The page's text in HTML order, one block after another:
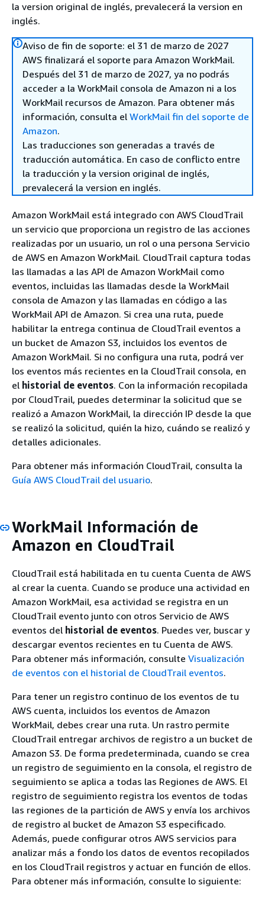
la version original de inglés, prevalecerá la version en
inglés.
Aviso de fin de soporte: el 31 de marzo de 2027
AWS finalizará el soporte para Amazon WorkMail.
Después del 31 de marzo de 2027, ya no podrás
acceder a la WorkMail consola de Amazon ni a los
WorkMail recursos de Amazon. Para obtener más
información, consulta el WorkMail fin del soporte de
Amazon.
Las traducciones son generadas a través de
traducción automática. En caso de conflicto entre
la traducción y la version original de inglés,
prevalecerá la version en inglés.
Amazon WorkMail está integrado con AWS CloudTrail
un servicio que proporciona un registro de las acciones
realizadas por un usuario, un rol o una persona Servicio
de AWS en Amazon WorkMail. CloudTrail captura todas
las llamadas a las API de Amazon WorkMail como
eventos, incluidas las llamadas desde la WorkMail
consola de Amazon y las llamadas en código a las
WorkMail API de Amazon. Si crea una ruta, puede
habilitar la entrega continua de CloudTrail eventos a
un bucket de Amazon S3, incluidos los eventos de
Amazon WorkMail. Si no configura una ruta, podrá ver
los eventos más recientes en la CloudTrail consola, en
el historial de eventos. Con la información recopilada
por CloudTrail, puedes determinar la solicitud que se
realizó a Amazon WorkMail, la dirección IP desde la que
se realizó la solicitud, quién la hizo, cuándo se realizó y
detalles adicionales.
Para obtener más información CloudTrail, consulta la
Guía AWS CloudTrail del usuario.
WorkMail Información de
Amazon en CloudTrail
CloudTrail está habilitada en tu cuenta Cuenta de AWS
al crear la cuenta. Cuando se produce una actividad en
Amazon WorkMail, esa actividad se registra en un
CloudTrail evento junto con otros Servicio de AWS
eventos del historial de eventos. Puedes ver, buscar y
descargar eventos recientes en tu Cuenta de AWS.
Para obtener más información, consulte Visualización
de eventos con el historial de CloudTrail eventos.
Para tener un registro continuo de los eventos de tu
AWS cuenta, incluidos los eventos de Amazon
WorkMail, debes crear una ruta. Un rastro permite
CloudTrail entregar archivos de registro a un bucket de
Amazon S3. De forma predeterminada, cuando se crea
un registro de seguimiento en la consola, el registro de
seguimiento se aplica a todas las Regiones de AWS. El
registro de seguimiento registra los eventos de todas
las regiones de la partición de AWS y envía los archivos
de registro al bucket de Amazon S3 especificado.
Además, puede configurar otros AWS servicios para
analizar más a fondo los datos de eventos recopilados
en los CloudTrail registros y actuar en función de ellos.
Para obtener más información, consulte lo siguiente: